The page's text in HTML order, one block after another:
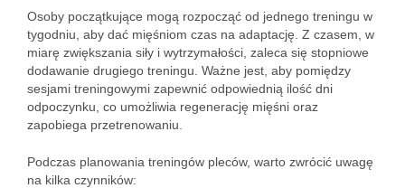
Osoby początkujące mogą rozpocząć od jednego treningu w
tygodniu, aby dać mięśniom czas na adaptację. Z czasem, w
miarę zwiększania siły i wytrzymałości, zaleca się stopniowe
dodawanie drugiego treningu. Ważne jest, aby pomiędzy
sesjami treningowymi zapewnić odpowiednią ilość dni
odpoczynku, co umożliwia regenerację mięśni oraz
zapobiega przetrenowaniu.
Podczas planowania treningów pleców, warto zwrócić uwagę
na kilka czynników: